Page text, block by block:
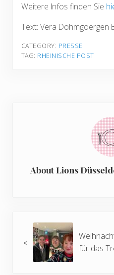
Weitere Infos finden Sie
Text: Vera Dohmgoergen
CATEGORY: PRESSE
TAG: RHEINISCHE POST
AboutLions
«
für das